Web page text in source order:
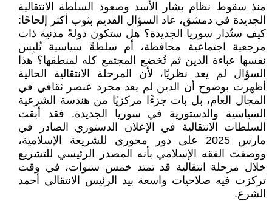
منذ سقوط نظام بشار الأسد وصعود السلطة الانتقالية
الجديدة في دمشق، عاد السؤال القديم بثوب أكثر إلحاحًا:
كيف ستُدار سوريا الجديدة؟ هل ستكون دولةً مدنية ذات
مرجعية اجتماعية محافظة، أم سلطةً سياسية تُلبِس
نفسها عباءة الدين ثم تُخضع المجتمع كله لمنطقها؟ هذا
السؤال لم يعد نظريًا، لأن المرحلة الانتقالية الحالية
أظهرت بوضوح أن الدين لم يعد مجرد عنصر ثقافي في
المجال العام، بل بات جزءًا مركزيًا من هندسة الشرعية
السياسية والدستورية في سوريا الجديدة. فقد أبقت
السلطات الانتقالية في الإعلان الدستوري الصادر في
مارس 2025 على دور محوري للشريعة الإسلامية،
ووصفت الفقه الإسلامي بأنه المصدر الرئيسي للتشريع
خلال مرحلة انتقالية قد تمتد خمس سنوات، في وقت
تركزت فيه صلاحيات واسعة بيد الرئيس الانتقالي أحمد
الشرع.